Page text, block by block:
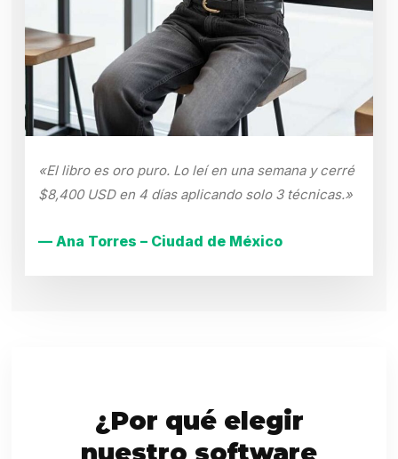
«El libro es oro puro. Lo leí en una semana y cerré
$8,400 USD en 4 días aplicando solo 3 técnicas.»
— Ana Torres – Ciudad de México
¿Por qué elegir